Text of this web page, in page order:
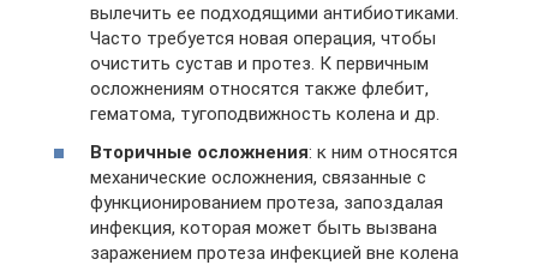
вылечить ее подходящими антибиотиками.
Часто требуется новая операция, чтобы
очистить сустав и протез. К первичным
осложнениям относятся также флебит,
гематома, тугоподвижность колена и др.
Вторичные осложнения: к ним относятся
механические осложнения, связанные с
функционированием протеза, запоздалая
инфекция, которая может быть вызвана
заражением протеза инфекцией вне колена